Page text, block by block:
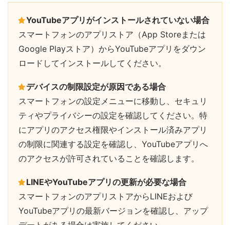
YouTubeアプリがインストールされていない場合
スマートフォンのアプリストア（App Storeまたは
Google Playストア）からYouTubeアプリをダウン
ロードしてインストールしてください。
デバイスの制限設定が原因である場合
スマートフォンの設定メニューに移動し、セキュリ
ティやプライバシーの設定を確認してください。特
にアプリのアクセス権限やインストール済みアプリ
の制限に関連する設定を確認し、YouTubeアプリへ
のアクセスが許可されていることを確認します。
LINEやYouTubeアプリの更新が必要な場合
スマートフォンのアプリストアからLINEおよび
YouTubeアプリの最新バージョンを確認し、アップ